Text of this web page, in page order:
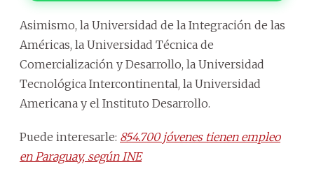
Asimismo, la Universidad de la Integración de las
Américas, la Universidad Técnica de
Comercialización y Desarrollo, la Universidad
Tecnológica Intercontinental, la Universidad
Americana y el Instituto Desarrollo.
Puede interesarle: 854.700 jóvenes tienen empleo
en Paraguay, según INE